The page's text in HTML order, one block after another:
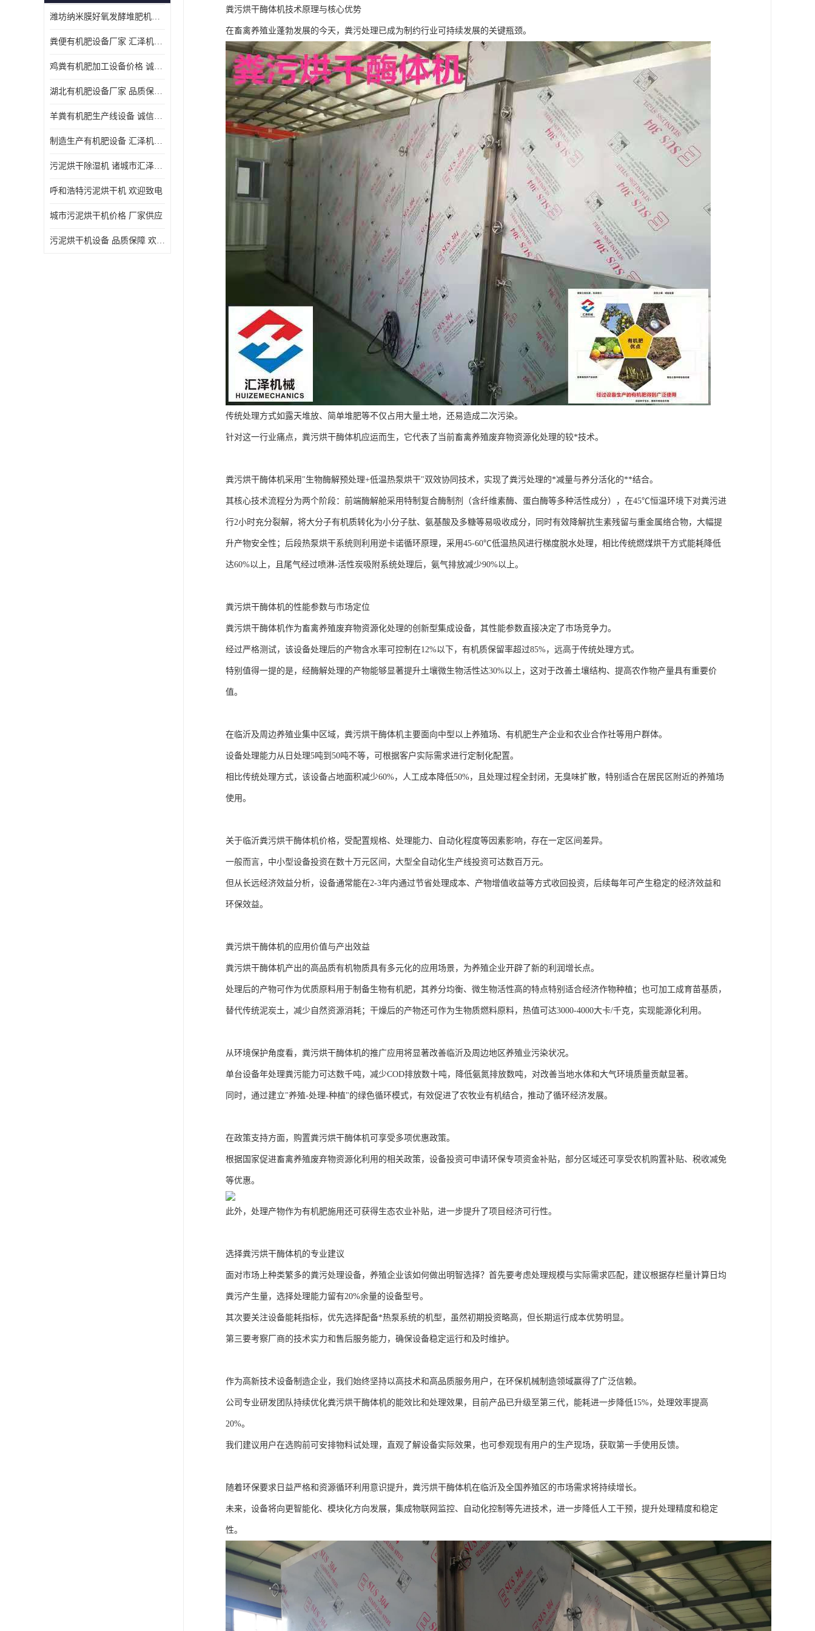
潍坊纳米膜好氧发酵堆肥机定制
粪便有机肥设备厂家 汇泽机械 免费报价
鸡粪有机肥加工设备价格 诚信卖家 致电了解
湖北有机肥设备厂家 品质保障 欢迎咨询
羊粪有机肥生产线设备 诚信卖家 致电了解
制造生产有机肥设备 汇泽机械 免费报价
污泥烘干除湿机 诸城市汇泽机械有限公司
呼和浩特污泥烘干机 欢迎致电
城市污泥烘干机价格 厂家供应
污泥烘干机设备 品质保障 欢迎咨询
粪污烘干酶体机技术原理与核心优势
在畜禽养殖业蓬勃发展的今天，粪污处理已成为制约行业可持续发展的关键瓶颈。
传统处理方式如露天堆放、简单堆肥等不仅占用大量土地，还易造成二次污染。
针对这一行业痛点，粪污烘干酶体机应运而生，它代表了当前畜禽养殖废弃物资源化处理的较*技术。
粪污烘干酶体机采用"生物酶解预处理+低温热泵烘干"双效协同技术，实现了粪污处理的*减量与养分活化的**结合。
其核心技术流程分为两个阶段：前端酶解舱采用特制复合酶制剂（含纤维素酶、蛋白酶等多种活性成分），在45℃恒温环境下对粪污进
行2小时充分裂解，将大分子有机质转化为小分子肽、氨基酸及多糖等易吸收成分，同时有效降解抗生素残留与重金属络合物，大幅提
升产物安全性；后段热泵烘干系统则利用逆卡诺循环原理，采用45-60℃低温热风进行梯度脱水处理，相比传统燃煤烘干方式能耗降低
达60%以上，且尾气经过喷淋-活性炭吸附系统处理后，氨气排放减少90%以上。
粪污烘干酶体机的性能参数与市场定位
粪污烘干酶体机作为畜禽养殖废弃物资源化处理的创新型集成设备，其性能参数直接决定了市场竞争力。
经过严格测试，该设备处理后的产物含水率可控制在12%以下，有机质保留率超过85%，远高于传统处理方式。
特别值得一提的是，经酶解处理的产物能够显著提升土壤微生物活性达30%以上，这对于改善土壤结构、提高农作物产量具有重要价
值。
在临沂及周边养殖业集中区域，粪污烘干酶体机主要面向中型以上养殖场、有机肥生产企业和农业合作社等用户群体。
设备处理能力从日处理5吨到50吨不等，可根据客户实际需求进行定制化配置。
相比传统处理方式，该设备占地面积减少60%，人工成本降低50%，且处理过程全封闭，无臭味扩散，特别适合在居民区附近的养殖场
使用。
关于临沂粪污烘干酶体机价格，受配置规格、处理能力、自动化程度等因素影响，存在一定区间差异。
一般而言，中小型设备投资在数十万元区间，大型全自动化生产线投资可达数百万元。
但从长远经济效益分析，设备通常能在2-3年内通过节省处理成本、产物增值收益等方式收回投资，后续每年可产生稳定的经济效益和
环保效益。
粪污烘干酶体机的应用价值与产出效益
粪污烘干酶体机产出的高品质有机物质具有多元化的应用场景，为养殖企业开辟了新的利润增长点。
处理后的产物可作为优质原料用于制备生物有机肥，其养分均衡、微生物活性高的特点特别适合经济作物种植；也可加工成育苗基质，
替代传统泥炭土，减少自然资源消耗；干燥后的产物还可作为生物质燃料原料，热值可达3000-4000大卡/千克，实现能源化利用。
从环境保护角度看，粪污烘干酶体机的推广应用将显著改善临沂及周边地区养殖业污染状况。
单台设备年处理粪污能力可达数千吨，减少COD排放数十吨，降低氨氮排放数吨，对改善当地水体和大气环境质量贡献显著。
同时，通过建立"养殖-处理-种植"的绿色循环模式，有效促进了农牧业有机结合，推动了循环经济发展。
在政策支持方面，购置粪污烘干酶体机可享受多项优惠政策。
根据国家促进畜禽养殖废弃物资源化利用的相关政策，设备投资可申请环保专项资金补贴，部分区域还可享受农机购置补贴、税收减免
等优惠。
此外，处理产物作为有机肥施用还可获得生态农业补贴，进一步提升了项目经济可行性。
选择粪污烘干酶体机的专业建议
面对市场上种类繁多的粪污处理设备，养殖企业该如何做出明智选择？首先要考虑处理规模与实际需求匹配，建议根据存栏量计算日均
粪污产生量，选择处理能力留有20%余量的设备型号。
其次要关注设备能耗指标，优先选择配备*热泵系统的机型，虽然初期投资略高，但长期运行成本优势明显。
第三要考察厂商的技术实力和售后服务能力，确保设备稳定运行和及时维护。
作为高新技术设备制造企业，我们始终坚持以高技术和高品质服务用户，在环保机械制造领域赢得了广泛信赖。
公司专业研发团队持续优化粪污烘干酶体机的能效比和处理效果，目前产品已升级至第三代，能耗进一步降低15%，处理效率提高
20%。
我们建议用户在选购前可安排物料试处理，直观了解设备实际效果，也可参观现有用户的生产现场，获取第一手使用反馈。
随着环保要求日益严格和资源循环利用意识提升，粪污烘干酶体机在临沂及全国养殖区的市场需求将持续增长。
未来，设备将向更智能化、模块化方向发展，集成物联网监控、自动化控制等先进技术，进一步降低人工干预，提升处理精度和稳定
性。